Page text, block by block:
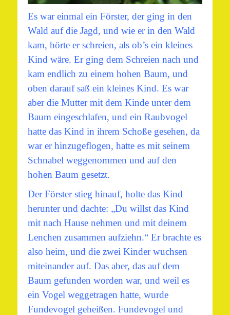
Es war einmal ein Förster, der ging in den
Wald auf die Jagd, und wie er in den Wald
kam, hörte er schreien, als ob’s ein kleines
Kind wäre. Er ging dem Schreien nach und
kam endlich zu einem hohen Baum, und
oben darauf saß ein kleines Kind. Es war
aber die Mutter mit dem Kinde unter dem
Baum eingeschlafen, und ein Raubvogel
hatte das Kind in ihrem Schoße gesehen, da
war er hinzugeflogen, hatte es mit seinem
Schnabel weggenommen und auf den
hohen Baum gesetzt.
Der Förster stieg hinauf, holte das Kind
herunter und dachte: „Du willst das Kind
mit nach Hause nehmen und mit deinem
Lenchen zusammen aufziehn.“ Er brachte es
also heim, und die zwei Kinder wuchsen
miteinander auf. Das aber, das auf dem
Baum gefunden worden war, und weil es
ein Vogel weggetragen hatte, wurde
Fundevogel geheißen. Fundevogel und